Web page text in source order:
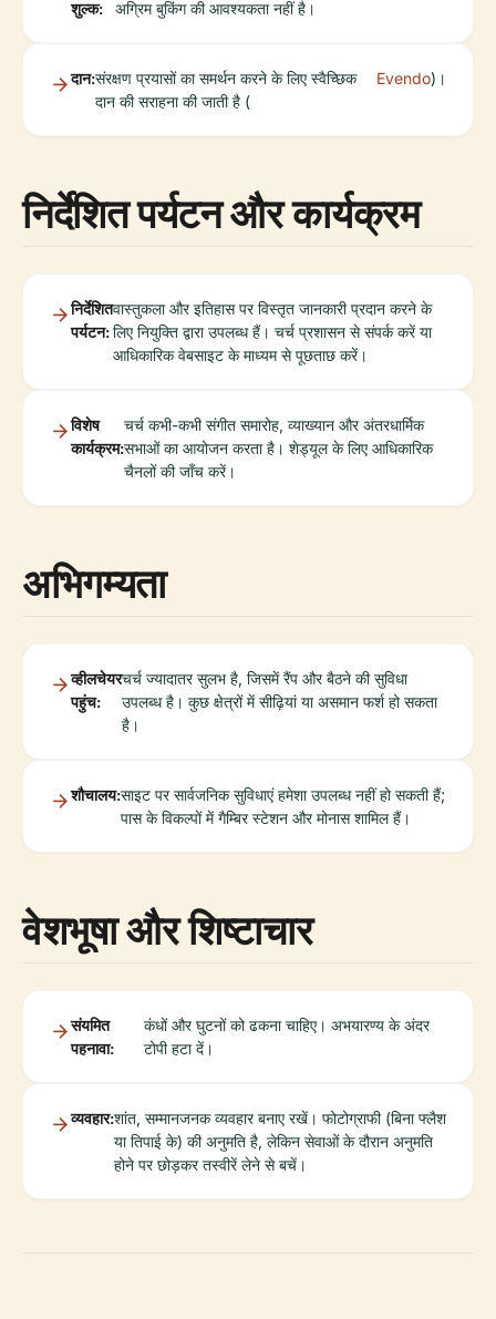
शुल्क: अग्रिम बुकिंग की आवश्यकता नहीं है।
दान:संरक्षण प्रयासों का समर्थन करने के लिए स्वैच्छिक
दान की सराहना की जाती है (
Evendo)।
निर्देशित पर्यटन और कार्यक्रम
निर्देशित
पर्यटन:
वास्तुकला और इतिहास पर विस्तृत जानकारी प्रदान करने के
लिए नियुक्ति द्वारा उपलब्ध हैं। चर्च प्रशासन से संपर्क करें या
आधिकारिक वेबसाइट के माध्यम से पूछताछ करें।
विशेष
कार्यक्रम:
चर्च कभी-कभी संगीत समारोह, व्याख्यान और अंतरधार्मिक
सभाओं का आयोजन करता है। शेड्यूल के लिए आधिकारिक
चैनलों की जाँच करें।
अभिगम्यता
व्हीलचेयर
पहुंच:
चर्च ज्यादातर सुलभ है, जिसमें रैंप और बैठने की सुविधा
उपलब्ध है। कुछ क्षेत्रों में सीढ़ियां या असमान फर्श हो सकता
है।
शौचालय:साइट पर सार्वजनिक सुविधाएं हमेशा उपलब्ध नहीं हो सकती हैं;
पास के विकल्पों में गैम्बिर स्टेशन और मोनास शामिल हैं।
वेशभूषा और शिष्टाचार
संयमित
पहनावा:
कंधों और घुटनों को ढकना चाहिए। अभयारण्य के अंदर
टोपी हटा दें।
व्यवहार:शांत, सम्मानजनक व्यवहार बनाए रखें। फोटोग्राफी (बिना फ्लैश
या तिपाई के) की अनुमति है, लेकिन सेवाओं के दौरान अनुमति
होने पर छोड़कर तस्वीरें लेने से बचें।